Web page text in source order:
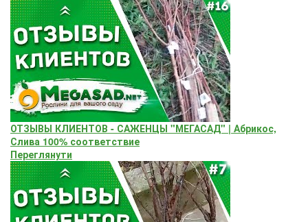
ОТЗЫВЫ КЛИЕНТОВ - САЖЕНЦЫ "МЕГАСАД" | Абрикос,
Слива 100% соответствие
Переглянути